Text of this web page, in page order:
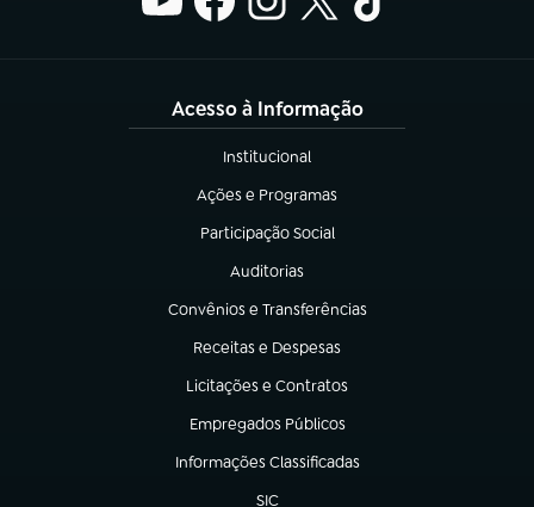
Acesso à Informação
Institucional
(abre em nova aba)
Ações e Programas
(abre em nova aba)
Participação Social
(abre em nova aba)
Auditorias
(abre em nova aba)
Convênios e Transferências
(abre em nova aba)
Receitas e Despesas
(abre em nova aba)
Licitações e Contratos
(abre em nova aba)
Empregados Públicos
(abre em nova aba)
Informações Classificadas
(abre em nova aba)
SIC